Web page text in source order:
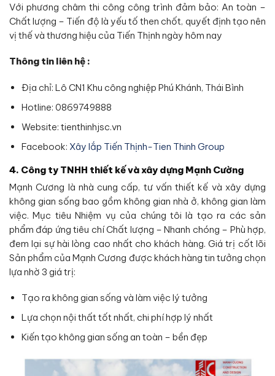
Với phương châm thi công công trình đảm bảo: An toàn –
Chất lượng – Tiến độ là yếu tố then chốt, quyết định tạo nên
vị thế và thương hiệu của Tiến Thịnh ngày hôm nay
Thông tin liên hệ :
Địa chỉ: Lô CN1 Khu công nghiệp Phú Khánh, Thái Bình
Hotline: 0869749888
Website: tienthinhjsc.vn
Facebook: Xây lắp Tiến Thịnh-Tien Thinh Group
4. Công ty TNHH thiết kế và xây dựng Mạnh Cường
Mạnh Cương là nhà cung cấp, tư vấn thiết kế và xây dựng
không gian sống bao gồm không gian nhà ở, không gian làm
việc. Mục tiêu Nhiệm vụ của chúng tôi là tạo ra các sản
phẩm đáp ứng tiêu chí Chất lượng – Nhanh chóng – Phù hợp,
đem lại sự hài lòng cao nhất cho khách hàng. Giá trị cốt lõi
Sản phẩm của Mạnh Cương được khách hàng tin tưởng chọn
lựa nhờ 3 giá trị:
Tạo ra không gian sống và làm việc lý tưởng
Lựa chọn nội thất tốt nhất, chi phí hợp lý nhất
Kiến tạo không gian sống an toàn – bền đẹp